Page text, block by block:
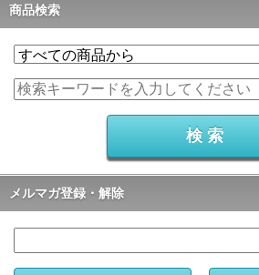
商品検索
メルマガ登録・解除